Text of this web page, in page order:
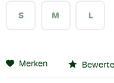
S M L
Merken